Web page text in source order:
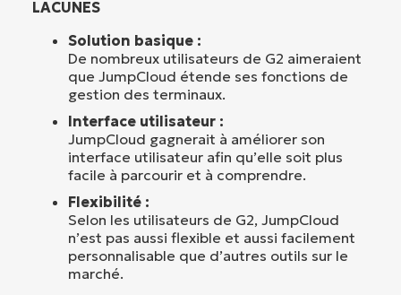
LACUNES
Solution basique :
De nombreux utilisateurs de G2 aimeraient
que JumpCloud étende ses fonctions de
gestion des terminaux.
Interface utilisateur :
JumpCloud gagnerait à améliorer son
interface utilisateur afin qu’elle soit plus
facile à parcourir et à comprendre.
Flexibilité :
Selon les utilisateurs de G2, JumpCloud
n’est pas aussi flexible et aussi facilement
personnalisable que d’autres outils sur le
marché.